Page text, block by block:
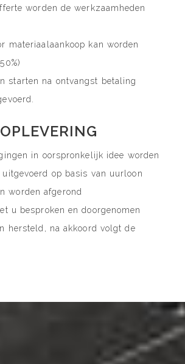
worden de werkzaamheden
materiaalaankoop kan worden
starten na ontvangst betaling
OPLEVERING
in oorspronkelijk idee worden
uitgevoerd op basis van uurloon
worden afgerond
u besproken en doorgenomen
hersteld, na akkoord volgt de